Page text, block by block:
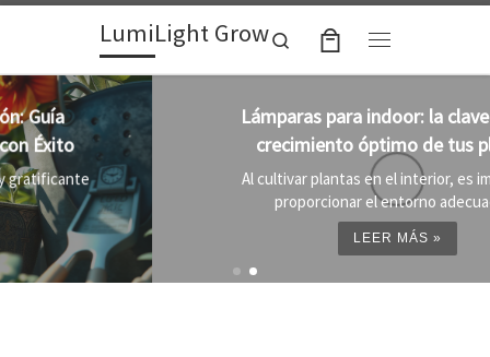
Skip to contentLumiLight Grow
Search
Lámparas para indoor: la clave para un
crecimiento óptimo de tus plantas
Al cultivar plantas en el interior, es importante
proporcionar el entorno adecuado ...